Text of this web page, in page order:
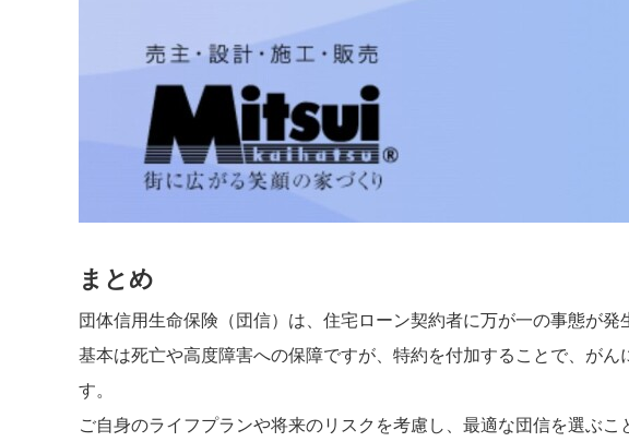
まとめ
団体信用生命保険（団信）は、住宅ローン契約者に万が一の事態が
基本は死亡や高度障害への保障ですが、特約を付加することで、が
す。
ご自身のライフプランや将来のリスクを考慮し、最適な団信を選ぶ